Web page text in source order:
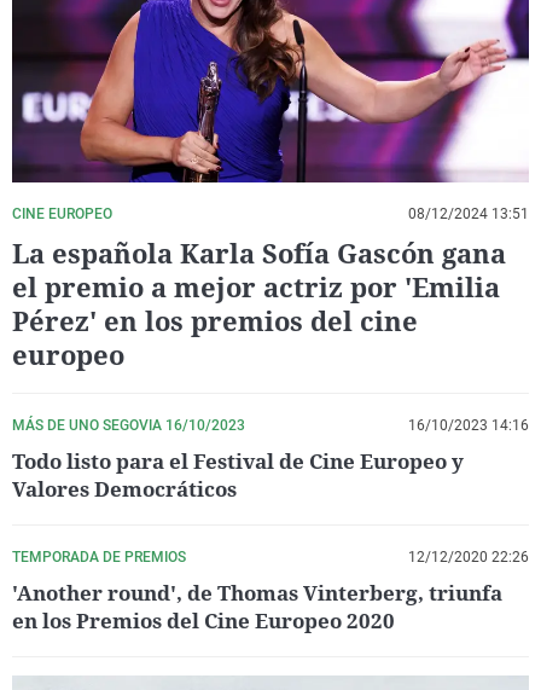
La rosa de los vientos
Gente viajera
Como el perro y el
Caso
Retornados
Equipo de
Operación Viuda
Extremadura
Galicia
La Rioja
Navarra
País Vasco
Virales
Televisión
Elecciones
CINE EUROPEO 08/12/2024 13:51
La española Karla Sofía Gascón gana
el premio a mejor actriz por 'Emilia
Pérez' en los premios del cine
europeo
MÁS DE UNO SEGOVIA 16/10/2023 16/10/2023 14:16
Todo listo para el Festival de Cine Europeo y
Valores Democráticos
TEMPORADA DE PREMIOS 12/12/2020 22:26
'Another round', de Thomas Vinterberg, triunfa
en los Premios del Cine Europeo 2020